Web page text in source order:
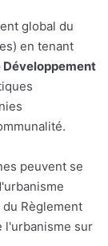
global du
en tenant
peuvent se
Règlement
l'urbanisme sur